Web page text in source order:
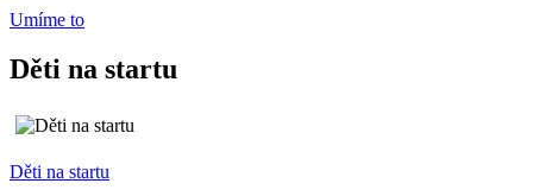
Umíme to
Děti na startu
Děti na startu